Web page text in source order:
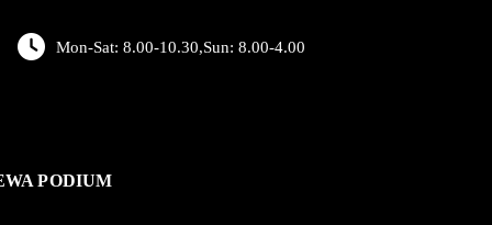
Mon-Sat: 8.00-10.30,Sun: 8.00-4.00
PODIUM